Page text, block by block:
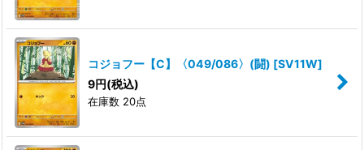
コジョフー【C】〈049/086〉(闘) [SV11W]
9円(税込)
在庫数 20点